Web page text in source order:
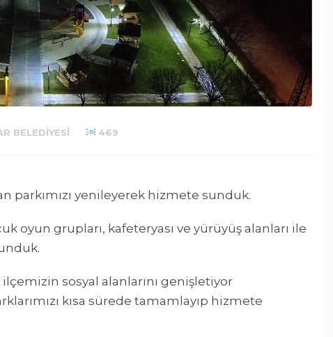
BELEDIYESI 469
parkımızı yenileyerek hizmete sunduk.
oyun grupları, kafeteryası ve yürüyüş alanları ile
ilçemizin sosyal alanlarını genişletiyor
kısa sürede tamamlayıp hizmete